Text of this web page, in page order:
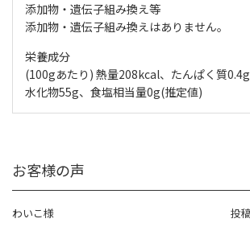
添加物・遺伝子組み換え等
添加物・遺伝子組み換えはありません。
栄養成分
(100gあたり) 熱量208kcal、たんぱく質
水化物55g、食塩相当量0g(推定値)
お客様の声
わいこ様 投